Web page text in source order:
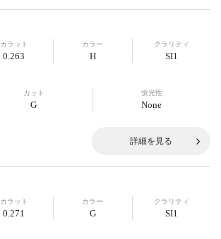
カラット
0.263
カラー
H
クラリティ
SI1
カット
G
蛍光性
None
詳細を見る
カラット
0.271
カラー
G
クラリティ
SI1